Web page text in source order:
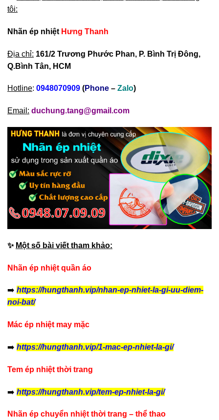
tôi:
Nhãn ép nhiệt Hưng Thanh
Địa chỉ: 161/2 Trương Phước Phan, P. Bình Trị Đông,
Q.Bình Tân, HCM
Hotline: 0948070909 (Phone – Zalo)
Email: duchung.tang@gmail.com
✨ Một số bài viết tham khảo:
Nhãn ép nhiệt quần áo
➡️ https://hungthanh.vip/nhan-ep-nhiet-la-gi-uu-diem-
noi-bat/
Mác ép nhiệt may mặc
➡️ https://hungthanh.vip/1-mac-ep-nhiet-la-gi/
Tem ép nhiệt thời trang
➡️ https://hungthanh.vip/tem-ep-nhiet-la-gi/
Nhãn ép chuyển nhiệt thời trang – thể thao